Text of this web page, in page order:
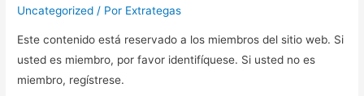
Uncategorized / Por Extrategas
Este contenido está reservado a los miembros del sitio web. Si
usted es miembro, por favor identifíquese. Si usted no es
miembro, regístrese.